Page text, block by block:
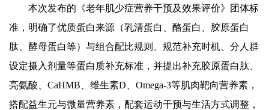
本次发布的《老年肌少症营养干预及效果评价》团体标
准，明确了优质蛋白来源（乳清蛋白、酪蛋白、胶原蛋白
肽、酵母蛋白等）与组合配比规则、规范补充时机、分人群
设定摄入剂量等蛋白质补充标准，并提出补充胶原蛋白肽、
亮氨酸、CaHMB、维生素D、Omega-3等肌肉靶向营养素，
搭配益生元与微量营养素，配套运动干预与生活方式调整，